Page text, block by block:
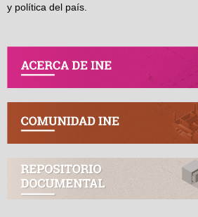
y política del país.